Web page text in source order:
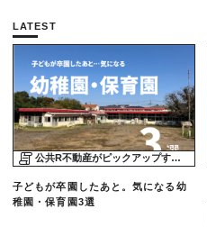
LATEST
公共R不動産がピックアップする物件
子どもが卒園したあと。気になる幼
稚園・保育園3選